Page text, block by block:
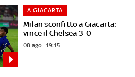
Milan sconfitto a Giacarta:
vince il Chelsea 3-0
A GIACARTA
08 ago - 19:15